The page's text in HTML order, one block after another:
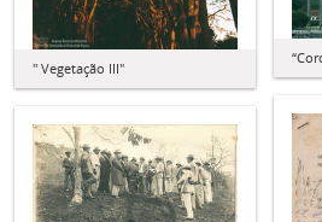
" Vegetação III"